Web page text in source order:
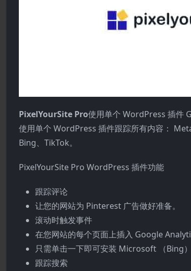
PixelYourSite Pro使用单个 WordPress 插件
使用单个 WordPress 插件跟踪所有内容：
Bing、TikTok。
PixelYourSite Pro WordPress 插件功能
跟踪评论
让您的网站为 Pinterest 广告做好准备。
滚动时触发事件
在您网站的每个页面上插入 Google
只需单击一下即可安装 Microsoft （Bing）
跟踪搜索